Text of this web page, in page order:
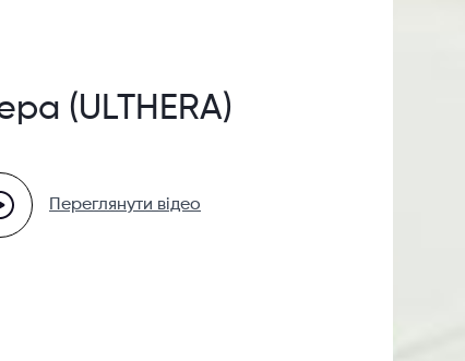
(ULTHERA)
Переглянути відео